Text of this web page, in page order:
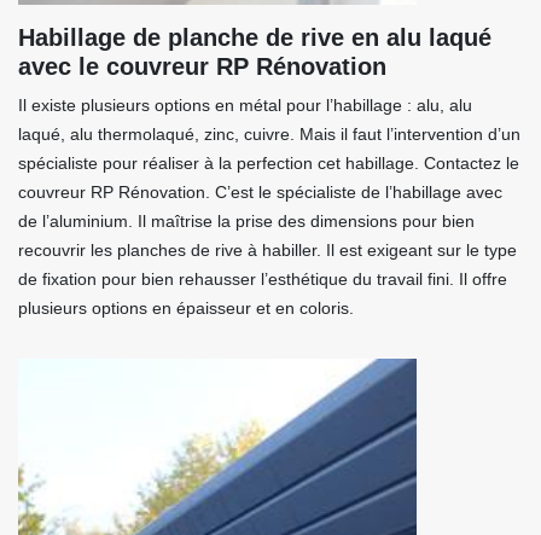
Habillage de planche de rive en alu laqué
avec le couvreur RP Rénovation
Il existe plusieurs options en métal pour l’habillage : alu, alu
laqué, alu thermolaqué, zinc, cuivre. Mais il faut l’intervention d’un
spécialiste pour réaliser à la perfection cet habillage. Contactez le
couvreur RP Rénovation. C’est le spécialiste de l’habillage avec
de l’aluminium. Il maîtrise la prise des dimensions pour bien
recouvrir les planches de rive à habiller. Il est exigeant sur le type
de fixation pour bien rehausser l’esthétique du travail fini. Il offre
plusieurs options en épaisseur et en coloris.